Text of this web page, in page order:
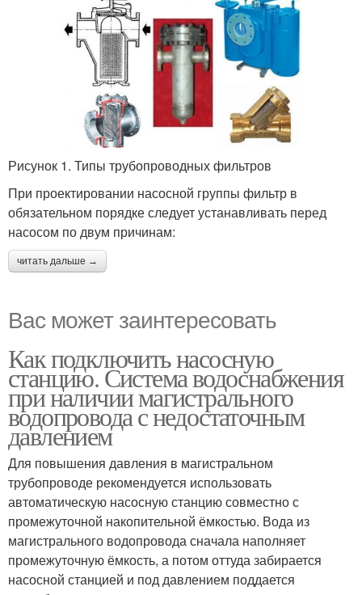
Рисунок 1. Типы трубопроводных фильтров
При проектировании насосной группы фильтр в
обязательном порядке следует устанавливать перед
насосом по двум причинам:
читать дальше →
Вас может заинтересовать
Как подключить насосную
станцию. Система водоснабжения
при наличии магистрального
водопровода с недостаточным
давлением
Для повышения давления в магистральном
трубопроводе рекомендуется использовать
автоматическую насосную станцию совместно с
промежуточной накопительной ёмкостью. Вода из
магистрального водопровода сначала наполняет
промежуточную ёмкость, а потом оттуда забирается
насосной станцией и под давлением поддается